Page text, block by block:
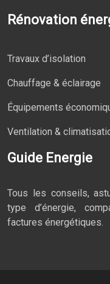
Rénovation
Travaux d’isolation
Chauffage & éclairage
Équipements
Ventilation &
Guide Energie
Tous les conseils,
type d’énergie,
factures énergétiques.